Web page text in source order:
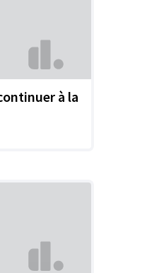
à la